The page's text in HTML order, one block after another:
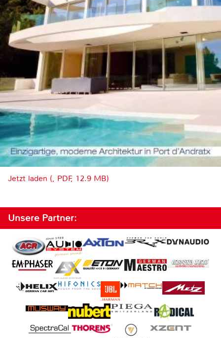
Jetzt laden (, PDF, 12.9 MB)
Unsere Partner: